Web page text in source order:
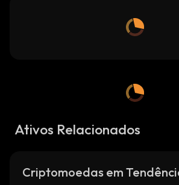
Ativos Relacionados
Criptomoedas em